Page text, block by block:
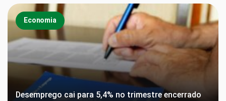
Economia
Desemprego cai para 5,4% no trimestre encerrado